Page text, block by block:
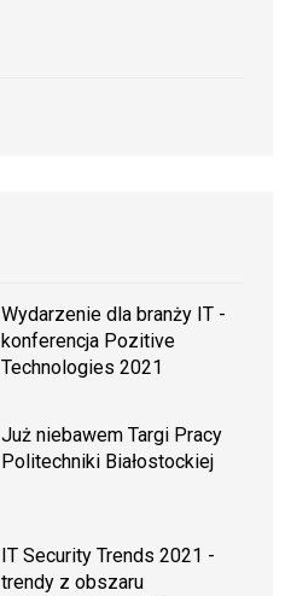
Wydarzenie dla branży IT -
konferencja Pozitive
Technologies 2021
Już niebawem Targi Pracy
Politechniki Białostockiej
IT Security Trends 2021 -
trendy z obszaru